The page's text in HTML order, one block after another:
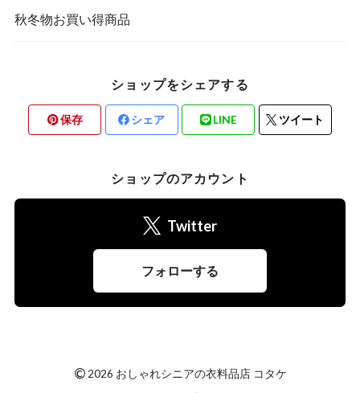
秋冬物お買い得商品
ショップをシェアする
保存 シェア LINE ツイート
ショップのアカウント
Twitter
フォローする
© 2026 おしゃれシニアの衣料品店 コタケ